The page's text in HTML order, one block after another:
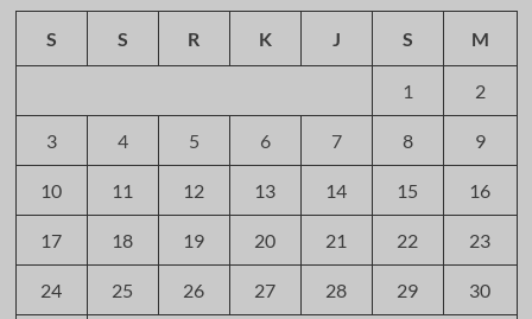
S S R K J S M
1 2
3 4 5 6 7 8 9
10 11 12 13 14 15 16
17 18 19 20 21 22 23
24 25 26 27 28 29 30